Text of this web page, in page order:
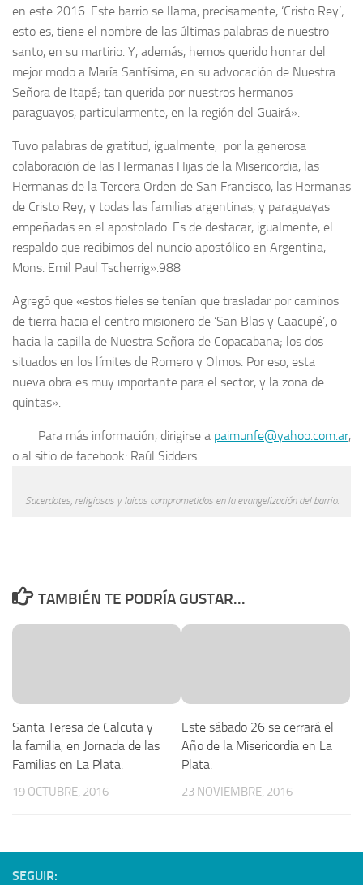
en este 2016. Este barrio se llama, precisamente, ‘Cristo Rey’;
esto es, tiene el nombre de las últimas palabras de nuestro
santo, en su martirio. Y, además, hemos querido honrar del
mejor modo a María Santísima, en su advocación de Nuestra
Señora de Itapé; tan querida por nuestros hermanos
paraguayos, particularmente, en la región del Guairá».
Tuvo palabras de gratitud, igualmente, por la generosa
colaboración de las Hermanas Hijas de la Misericordia, las
Hermanas de la Tercera Orden de San Francisco, las Hermanas
de Cristo Rey, y todas las familias argentinas, y paraguayas
empeñadas en el apostolado. Es de destacar, igualmente, el
respaldo que recibimos del nuncio apostólico en Argentina,
Mons. Emil Paul Tscherrig».988
Agregó que «estos fieles se tenían que trasladar por caminos
de tierra hacia el centro misionero de ‘San Blas y Caacupé’, o
hacia la capilla de Nuestra Señora de Copacabana; los dos
situados en los límites de Romero y Olmos. Por eso, esta
nueva obra es muy importante para el sector, y la zona de
quintas».
Para más información, dirigirse a paimunfe@yahoo.com.ar,
o al sitio de facebook: Raúl Sidders.
Sacerdotes, religiosas y laicos comprometidos en la evangelización del barrio.
TAMBIÉN TE PODRÍA GUSTAR...
Santa Teresa de Calcuta y
la familia, en Jornada de las
Familias en La Plata.
19 OCTUBRE, 2016
Este sábado 26 se cerrará el
Año de la Misericordia en La
Plata.
23 NOVIEMBRE, 2016
SEGUIR: